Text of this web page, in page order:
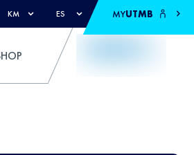
KM ES MYUTMB